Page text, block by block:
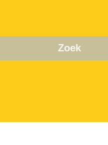
Zoek